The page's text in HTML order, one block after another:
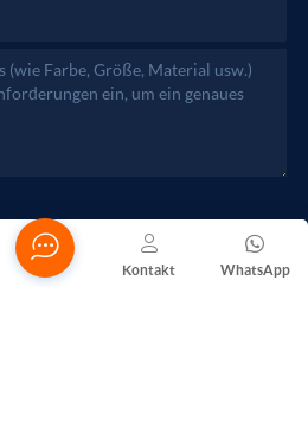
WhatsApp
Kontakt